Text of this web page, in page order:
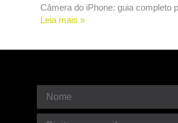
Câmera do iPhone: guia completo
Leia mais »